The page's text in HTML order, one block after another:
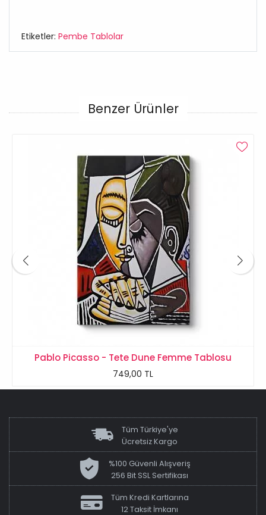
Etiketler: Pembe Tablolar
Benzer Ürünler
Pablo Picasso - Tete Dune Femme Tablosu
749,00 TL
Tüm Türkiye'ye
Ücretsiz Kargo
%100 Güvenli Alışveriş
256 Bit SSL Sertifikası
Tüm Kredi Kartlarına
12 Taksit İmkanı